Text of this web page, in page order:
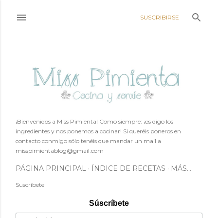
SUSCRIBIRSE
¡Bienvenidos a Miss Pimienta! Como siempre: ¡os digo los
ingredientes y nos ponemos a cocinar! Si queréis poneros en
contacto conmigo sólo tenéis que mandar un mail a
misspimientablog@gmail.com
PÁGINA PRINCIPAL ÍNDICE DE RECETAS MÁS…
Suscríbete
Súscríbete